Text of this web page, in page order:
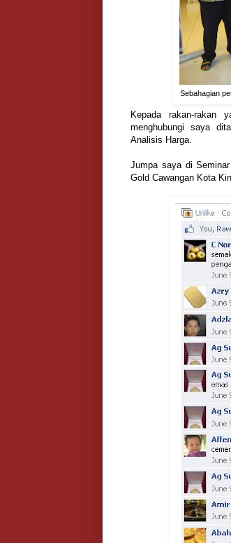
Sebahagian
Kepada rakan-rakan
menghubungi saya
Analisis Harga.
Jumpa saya di
Gold Cawangan Kota